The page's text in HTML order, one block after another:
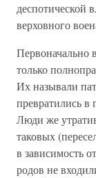
деспотической
верховного
Первоначально
только
Их называли
превратились в
Люди же
таковых
в зависимость
родов не